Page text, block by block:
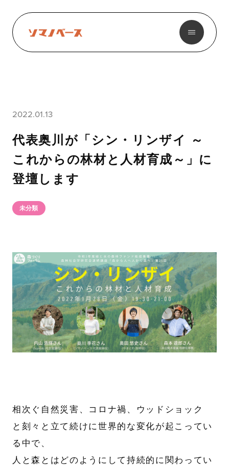
2022.01.13
代表奥川が「シン・リンザイ ～
これからの林材と人材育成～」に
登壇します
未分類
相次ぐ自然災害、コロナ禍、ウッドショック
と刻々と立て続けに世界的な変化が起こってい
る中で、
人と森とはどのようにして持続的に関わってい